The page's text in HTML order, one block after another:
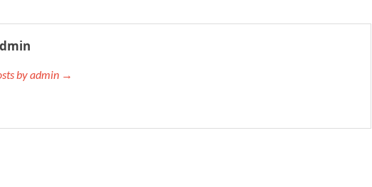
by admin →